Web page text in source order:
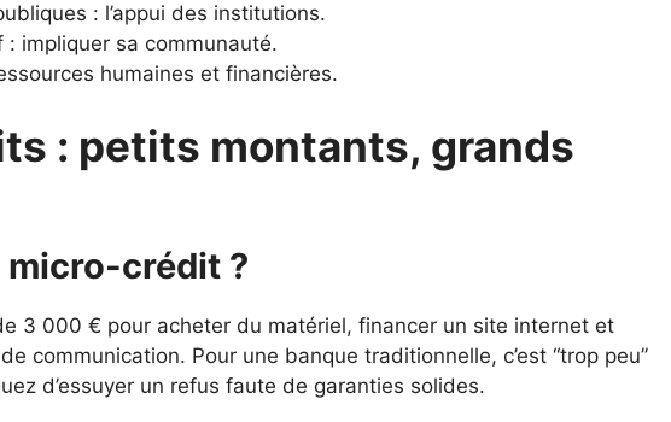
: l’appui des institutions.
impliquer sa communauté.
humaines et financières.
: petits montants, grands
crédit ?
3 000 € pour acheter du matériel, financer un site internet et
communication. Pour une banque traditionnelle, c’est “trop peu”
d’essuyer un refus faute de garanties solides.